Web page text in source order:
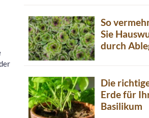
So
Sie
durch
Die
Erde für
Basilikum